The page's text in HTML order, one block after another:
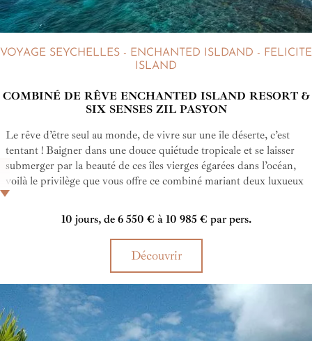
VOYAGE SEYCHELLES - ENCHANTED ISLDAND - FELICITE
ISLAND
COMBINÉ DE RÊVE ENCHANTED ISLAND RESORT &
SIX SENSES ZIL PASYON
Le rêve d’être seul au monde, de vivre sur une île déserte, c’est
tentant ! Baigner dans une douce quiétude tropicale et se laisser
submerger par la beauté de ces îles vierges égarées dans l’océan,
voilà le privilège que vous offre ce combiné mariant deux luxueux
hôtels aux peu nombreux bungalows.
10 jours, de 6 550 € à 10 985 € par pers.
Découvrir